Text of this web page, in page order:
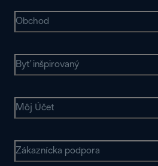
Obchod
Byť inšpirovaný
Môj Účet
Zákaznícka podpora